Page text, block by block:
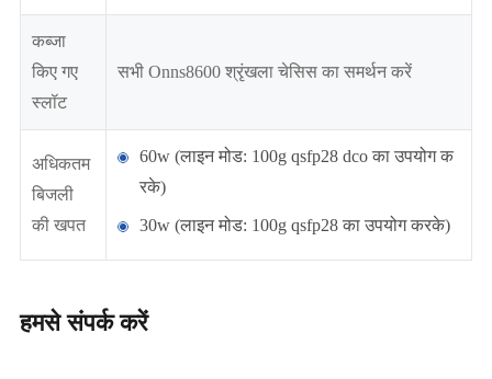
कब्जा
किए गए
स्लॉट
सभी Onns8600 श्रृंखला चेसिस का समर्थन करें
अधिकतम
बिजली
की खपत
60w (लाइन मोड: 100g qsfp28 dco का उपयोग क
रके)
30w (लाइन मोड: 100g qsfp28 का उपयोग करके)
हमसे संपर्क करें